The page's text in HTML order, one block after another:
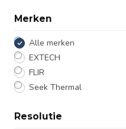
Merken
Alle merken
EXTECH
FLIR
Seek Thermal
Resolutie